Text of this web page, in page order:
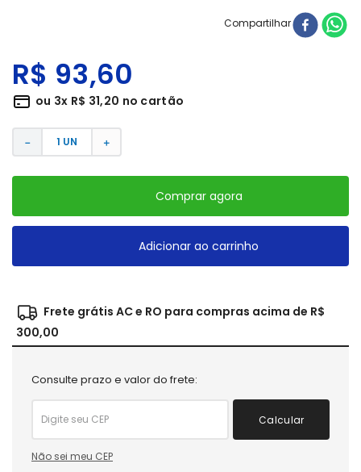
Compartilhar
R$ 93,60
ou 3x R$ 31,20 no cartão
＋
－
Comprar agora
Adicionar ao carrinho
Frete grátis AC e RO para compras acima de R$
300,00
Consulte prazo e valor do frete:
Calcular
Não sei meu CEP